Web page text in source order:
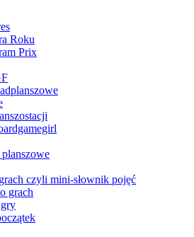
Roku
Prix
czyli mini-słownik pojęć
grach